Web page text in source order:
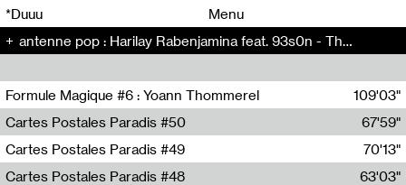
*Duuu
Menu
antenne pop : Harilay Rabenjamina feat. 93s0n - The Artificial Kid (5)
Formule Magique #6 : Yoann Thommerel
Nathalie Lacroix,Yoann Thommerel
109'03"
Cartes Postales Paradis #50
Zoé Leroux
67'59"
Cartes Postales Paradis #49
Aurore Portales
70'13"
Cartes Postales Paradis #48
63'03"
00 00
00 00